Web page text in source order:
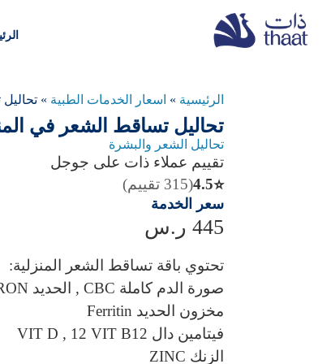
الرئيسية » اسعار الخدمات الطبية »
تحاليل تساقط الشعر في
تحاليل الشعر والبشرة
تقييم عملاء ذات على جوجل
⭐
4.5(315 تقييم)
سعر الخدمة
445 ر.س
تحتوي باقة تساقط الشعر المنزلية:
صورة الدم كاملة CBC , الحديد IRON
مخزون الحديد Ferritin
فيتامين دال VIT D , 12 VIT B12
الزنك ZINC